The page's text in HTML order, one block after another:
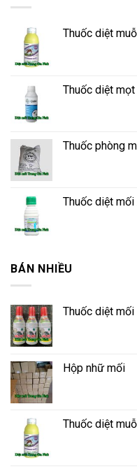
Thuốc diệt
Thuốc diệt
Thuốc phòng
Thuốc diệt mối
BÁN NHIỀU
Thuốc diệt
Hộp nhữ mối
Thuốc diệt